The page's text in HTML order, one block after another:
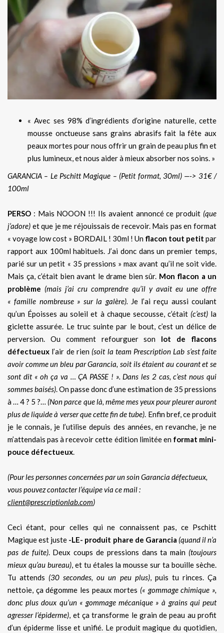
« Avec ses 98% d’ingrédients d’origine naturelle, cette
mousse onctueuse sans grains abrasifs fait la fête aux
peaux mortes pour nous offrir un grain de peau plus fin et
plus lumineux, et nous aider à mieux absorber nos soins. »
GARANCIA – Le Pschitt Magique – (Petit format, 30ml) —-> 31€ /
100ml
PERSO : Mais NOOON !!! Ils avaient annoncé ce produit (que
j’adore) et que je me réjouissais de recevoir. Mais pas en format
« voyage low cost » BORDAIL ! 30ml ! Un flacon tout petit par
rapport aux 100ml habituels. J’ai donc dans un premier temps,
parié sur un petit « 35 pressions » max avant qu’il ne soit vide.
Mais ça, c’était bien avant le drame bien sûr. Mon flacon a un
problème (mais j’ai cru comprendre qu’il y avait eu une offre
« famille nombreuse » sur la galère). Je l’ai reçu aussi coulant
qu’un Époisses au soleil et à chaque secousse, c’était (c’est)la
giclette assurée. Le truc suinte par le bout, c’est un délice de
perversion. Ou comment refourguer son lot de
flacons
défectueux l’air de rien (soit la team Prescription Lab s’est faite
avoir comme un bleu par Garancia, soit ils étaient au courant et se
sont dit « oh ça va … ÇA PASSE ! ». Dans les 2 cas, c’est nous qui
sommes baisés). On passe donc d’une estimation de 35 pressions
à … 4 ? 5 ?… (Non parce que là, même mes yeux pour pleurer auront
plus de liquide à verser que cette fin de tube). Enfin bref, ce produit
je le connais, je l’utilise depuis des années, en revanche, je ne
m’attendais pas à recevoir cette édition limitée en format mini-
pouce défectueux.
(Pour les personnes concernées par un soin Garancia défectueux,
vous pouvez contacter l’équipe via ce mail :
client@prescriptionlab.com)
Ceci étant, pour celles qui ne connaissent pas, ce Pschitt
Magique est juste -LE- produit phare de Garancia (quand il n’a
pas de fuite). Deux coups de pressions dans ta main (toujours
mieux qu’au bureau), et tu étales la mousse sur ta bouille sèche.
Tu attends (30 secondes, ou un peu plus), puis tu rinces. Ça
nettoie, ça dégomme les peaux mortes (« gommage chimique »,
donc plus doux qu’un « gommage mécanique » à grains qui peut
agresser l’épiderme), et ça transforme le grain de peau au profit
d’un épiderme lisse et unifié. Le produit magique du quotidien,